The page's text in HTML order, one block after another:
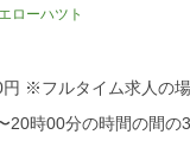
ローハツト
人の場合は月額（換算額）、パート求人の場合